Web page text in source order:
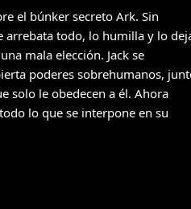
el búnker secreto Ark. Sin
arrebata todo, lo humilla y lo
mala elección. Jack se
poderes sobrehumanos,
solo le obedecen a él. Ahora
lo que se interpone en su